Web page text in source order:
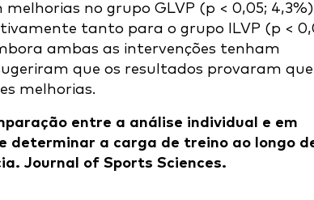
no grupo GLVP (p < 0,05;
tanto para o grupo ILVP (p <
ambas as intervenções tenham
que os resultados provaram
melhorias.
entre a análise individual e em
determinar a carga de treino ao longo
Journal of Sports Sciences.